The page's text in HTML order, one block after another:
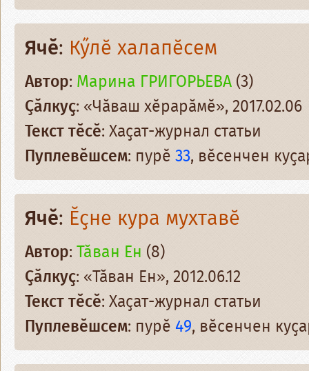
Ячӗ: Кӳлӗ халапӗсем
Автор: Марина ГРИГОРЬЕВА(3)
Ҫӑлкуҫ: «Чӑваш хӗрарӑмӗ», 2017.02.06
Текст тӗсӗ: Хаҫат-журнал статьи
Пуплевӗшсем: пурӗ33, вӗсенчен
Ячӗ: Ӗҫ­не кура мухтавӗ
Автор:Тӑван Ен (8)
Ҫӑлкуҫ: «Тӑван Ен», 2012.06.12
Текст тӗсӗ: Хаҫат-журнал статьи
Пуплевӗшсем: пурӗ 49, вӗсенчен